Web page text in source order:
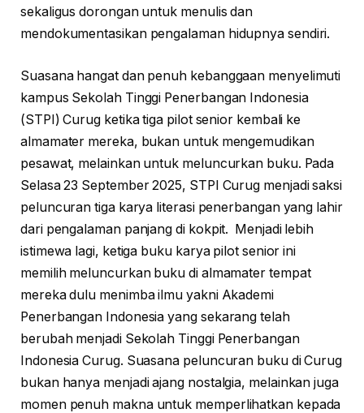
sekaligus dorongan untuk menulis dan
mendokumentasikan pengalaman hidupnya sendiri.
Suasana hangat dan penuh kebanggaan menyelimuti
kampus Sekolah Tinggi Penerbangan Indonesia
(STPI) Curug ketika tiga pilot senior kembali ke
almamater mereka, bukan untuk mengemudikan
pesawat, melainkan untuk meluncurkan buku. Pada
Selasa 23 September 2025, STPI Curug menjadi saksi
peluncuran tiga karya literasi penerbangan yang lahir
dari pengalaman panjang di kokpit. Menjadi lebih
istimewa lagi, ketiga buku karya pilot senior ini
memilih meluncurkan buku di almamater tempat
mereka dulu menimba ilmu yakni Akademi
Penerbangan Indonesia yang sekarang telah
berubah menjadi Sekolah Tinggi Penerbangan
Indonesia Curug. Suasana peluncuran buku di Curug
bukan hanya menjadi ajang nostalgia, melainkan juga
momen penuh makna untuk memperlihatkan kepada